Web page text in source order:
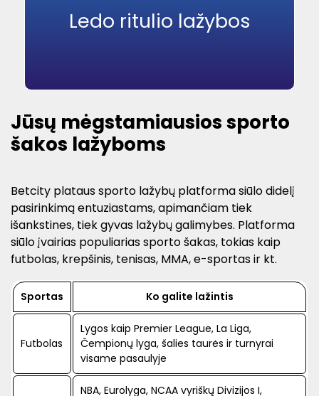
Ledo ritulio lažybos
Jūsų mėgstamiausios sporto
šakos lažyboms
Betcity plataus sporto lažybų platforma siūlo didelį
pasirinkimą entuziastams, apimančiam tiek
išankstines, tiek gyvas lažybų galimybes. Platforma
siūlo įvairias populiarias sporto šakas, tokias kaip
futbolas, krepšinis, tenisas, MMA, e-sportas ir kt.
Sportas Ko galite lažintis
Futbolas
Lygos kaip Premier League, La Liga,
Čempionų lyga, šalies taurės ir turnyrai
visame pasaulyje
NBA, Eurolyga, NCAA vyriškų Divizijos I,